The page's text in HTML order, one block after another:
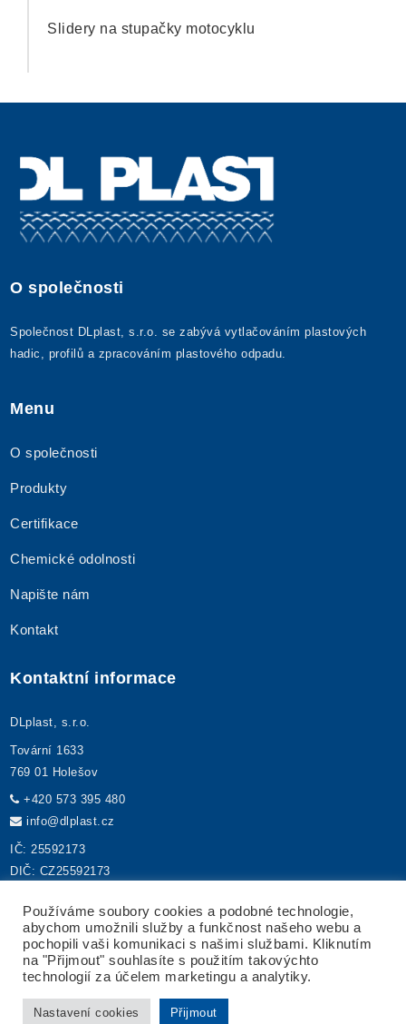
Slidery na stupačky motocyklu
O společnosti
Společnost DLplast, s.r.o. se zabývá vytlačováním plastových
hadic, profilů a zpracováním plastového odpadu.
Menu
O společnosti
Produkty
Certifikace
Chemické odolnosti
Napište nám
Kontakt
Kontaktní informace
DLplast, s.r.o.
Tovární 1633
769 01 Holešov
+420 573 395 480
info@dlplast.cz
IČ: 25592173
DIČ: CZ25592173
© 2024 DLplast, s.r.o. | Tovární 1633, 769 01 Holešov | Tel: +420
Vyrobilaagentura NET boost
Používáme soubory cookies a podobné technologie,
abychom umožnili služby a funkčnost našeho webu a
pochopili vaši komunikaci s našimi službami. Kliknutím
na "Přijmout" souhlasíte s použitím takovýchto
technologií za účelem marketingu a analytiky.
Nastavení cookies Přijmout